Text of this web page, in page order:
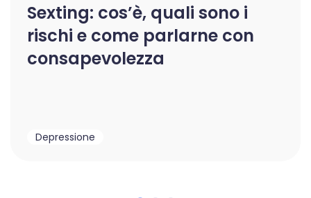
Sexting: cos’è, quali sono i
rischi e come parlarne con
consapevolezza
Depressione